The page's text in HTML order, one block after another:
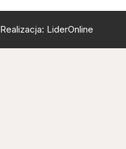
Realizacja: LiderOnline